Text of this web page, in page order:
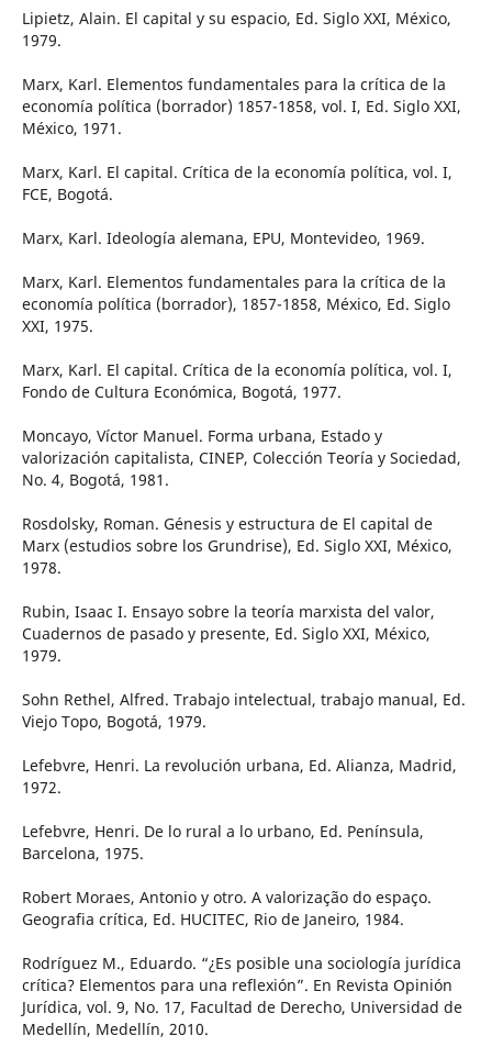
Lipietz, Alain. El capital y su espacio, Ed. Siglo XXI, México,
1979.
Marx, Karl. Elementos fundamentales para la crítica de la
economía política (borrador) 1857-1858, vol. I, Ed. Siglo XXI,
México, 1971.
Marx, Karl. El capital. Crítica de la economía política, vol. I,
FCE, Bogotá.
Marx, Karl. Ideología alemana, EPU, Montevideo, 1969.
Marx, Karl. Elementos fundamentales para la crítica de la
economía política (borrador), 1857-1858, México, Ed. Siglo
XXI, 1975.
Marx, Karl. El capital. Crítica de la economía política, vol. I,
Fondo de Cultura Económica, Bogotá, 1977.
Moncayo, Víctor Manuel. Forma urbana, Estado y
valorización capitalista, CINEP, Colección Teoría y Sociedad,
No. 4, Bogotá, 1981.
Rosdolsky, Roman. Génesis y estructura de El capital de
Marx (estudios sobre los Grundrise), Ed. Siglo XXI, México,
1978.
Rubin, Isaac I. Ensayo sobre la teoría marxista del valor,
Cuadernos de pasado y presente, Ed. Siglo XXI, México,
1979.
Sohn Rethel, Alfred. Trabajo intelectual, trabajo manual, Ed.
Viejo Topo, Bogotá, 1979.
Lefebvre, Henri. La revolución urbana, Ed. Alianza, Madrid,
1972.
Lefebvre, Henri. De lo rural a lo urbano, Ed. Península,
Barcelona, 1975.
Robert Moraes, Antonio y otro. A valorização do espaço.
Geografia crítica, Ed. HUCITEC, Rio de Janeiro, 1984.
Rodríguez M., Eduardo. “¿Es posible una sociología jurídica
crítica? Elementos para una reflexión”. En Revista Opinión
Jurídica, vol. 9, No. 17, Facultad de Derecho, Universidad de
Medellín, Medellín, 2010.